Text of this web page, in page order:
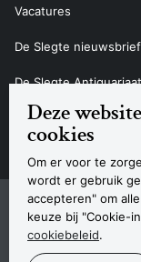
Deze
cookies
Om er voor te
wordt er gebruik
accepteren" om
keuze bij "Cookie-
cookiebeleid.
Vacatures
De Slegte nieuwsbrief
De Slegte
Contact
Navigatie
SitemapPrivacyverklaring